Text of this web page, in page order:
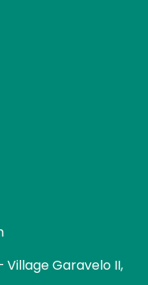
Village Garavelo II,